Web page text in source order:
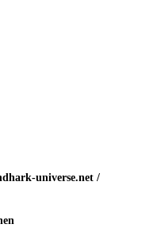
universe.net /